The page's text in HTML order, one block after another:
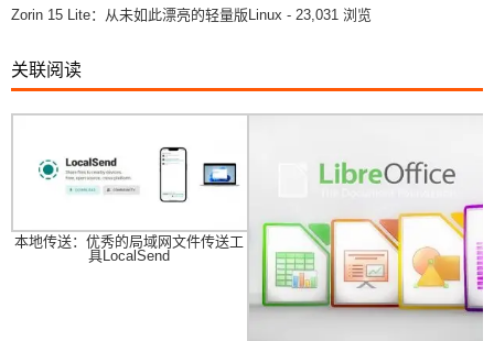
Zorin 15 Lite：从未如此漂亮的轻量版Linux - 23,031 浏览
关联阅读
本地传送：优秀的局域网文件传送工
具LocalSend